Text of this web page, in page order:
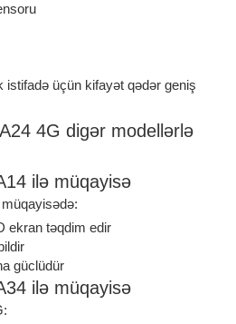
istifadə üçün kifayət qədər geniş
4G digər modellərlə
ilə müqayisə
ekran təqdim edir
güclüdür
ilə müqayisə